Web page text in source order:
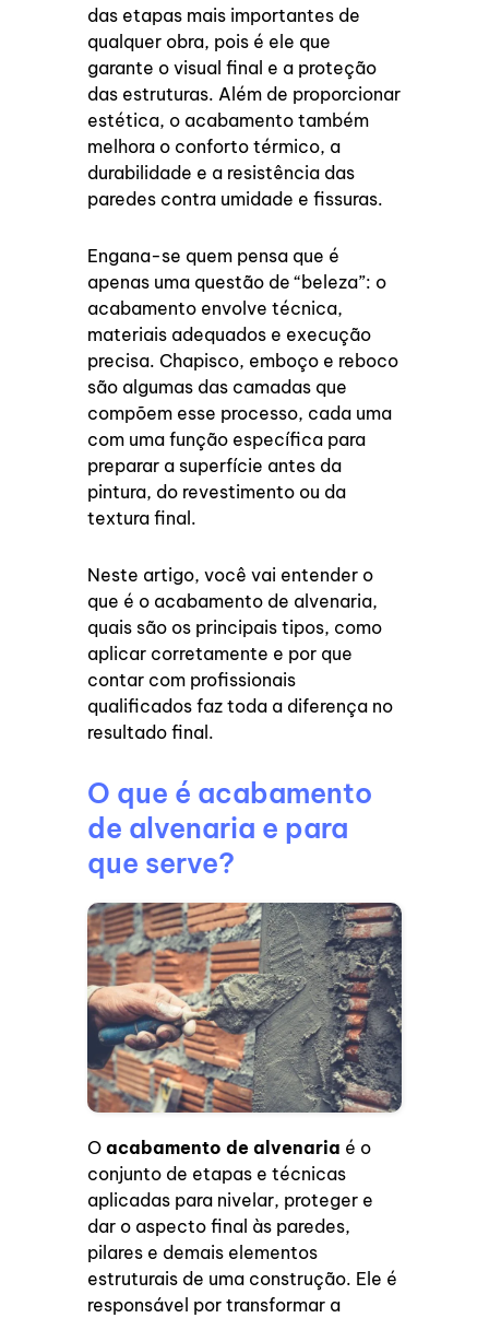
das etapas mais importantes de
qualquer obra, pois é ele que
garante o visual final e a proteção
das estruturas. Além de proporcionar
estética, o acabamento também
melhora o conforto térmico, a
durabilidade e a resistência das
paredes contra umidade e fissuras.
Engana-se quem pensa que é
apenas uma questão de “beleza”: o
acabamento envolve técnica,
materiais adequados e execução
precisa. Chapisco, emboço e reboco
são algumas das camadas que
compõem esse processo, cada uma
com uma função específica para
preparar a superfície antes da
pintura, do revestimento ou da
textura final.
Neste artigo, você vai entender o
que é o acabamento de alvenaria,
quais são os principais tipos, como
aplicar corretamente e por que
contar com profissionais
qualificados faz toda a diferença no
resultado final.
O que é acabamento
de alvenaria e para
que serve?
Oacabamento de alvenaria é o
conjunto de etapas e técnicas
aplicadas para nivelar, proteger e
dar o aspecto final às paredes,
pilares e demais elementos
estruturais de uma construção. Ele é
responsável por transformar a